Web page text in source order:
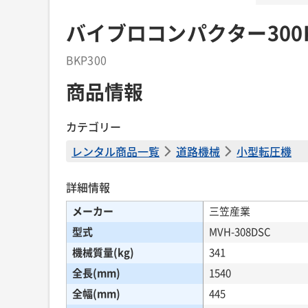
バイブロコンパクター
BKP300
商品情報
カテゴリー
レンタル商品一覧
道路機械 小型転圧機
詳細情報
メーカー
三笠産業
型式
MVH-308DSC
機械質量(kg)
341
全長(mm)
1540
全幅(mm)
445